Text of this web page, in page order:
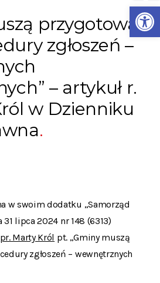
przygotować
zgłoszeń –
– artykuł r.
w Dzienniku
w swoim dodatku „Samorząd
lipca 2024 nr 148 (6313)
Marty Król pt. „Gminy muszą
zgłoszeń – wewnętrznych